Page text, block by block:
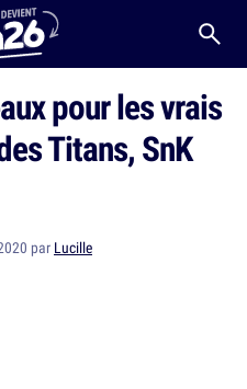
pour les vrais
Titans, SnK
par Lucille